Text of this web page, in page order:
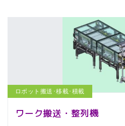
ロボット搬送･移載･積載
ワーク搬送・整列機